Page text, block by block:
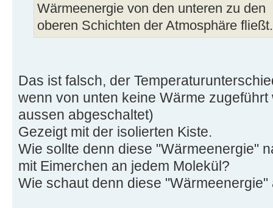
Wärmeenergie von den unteren zu den
oberen Schichten der Atmosphäre fließt.
Das ist falsch, der
wenn von unten keine Wärme
aussen abgeschaltet)
Gezeigt mit der isolierten Kiste.
Wie sollte denn diese "Wärmeenergie"
mit Eimerchen an jedem Molekül?
Wie schaut denn diese "Wärmeenergie"